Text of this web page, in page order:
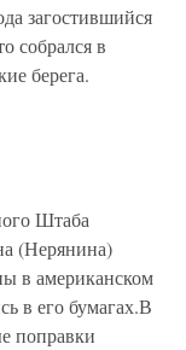
загостившийся
собрался в
берега.
Штаба
(Нерянина)
в американском
в его бумагах.В
поправки